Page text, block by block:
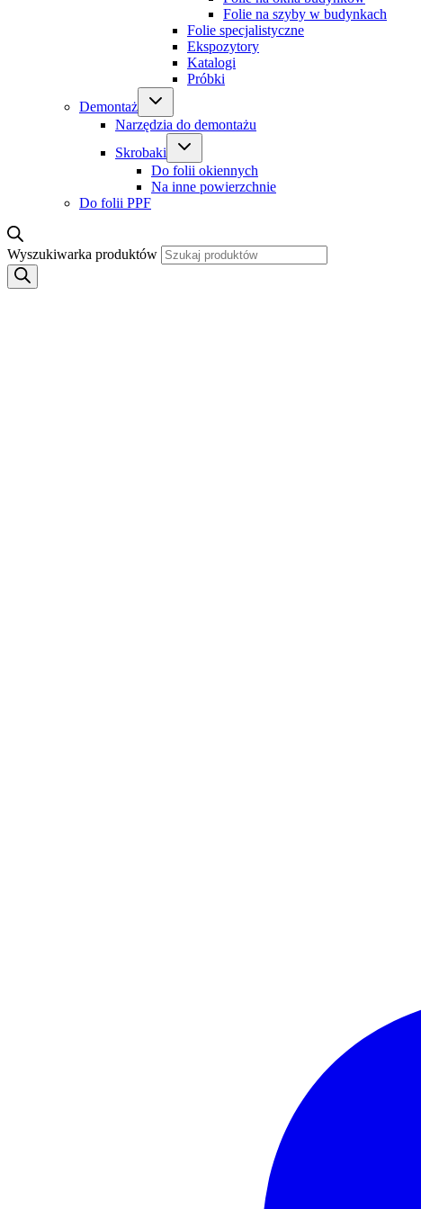
Folie na szyby w budynkach
Folie specjalistyczne
Ekspozytory
Katalogi
Próbki
Demontaż
Narzędzia do demontażu
Skrobaki
Do folii okiennych
Na inne powierzchnie
Do folii PPF
Wyszukiwarka produktów